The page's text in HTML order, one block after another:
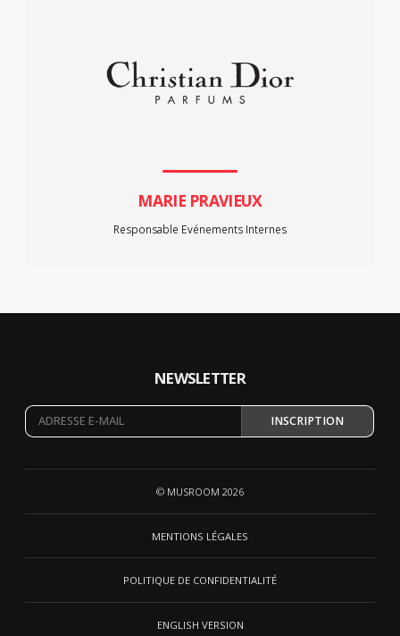
MARIE PRAVIEUX
Responsable Evénements Internes
NEWSLETTER
INSCRIPTION
© MUSROOM 2026
MENTIONS LÉGALES
POLITIQUE DE CONFIDENTIALITÉ
ENGLISH VERSION